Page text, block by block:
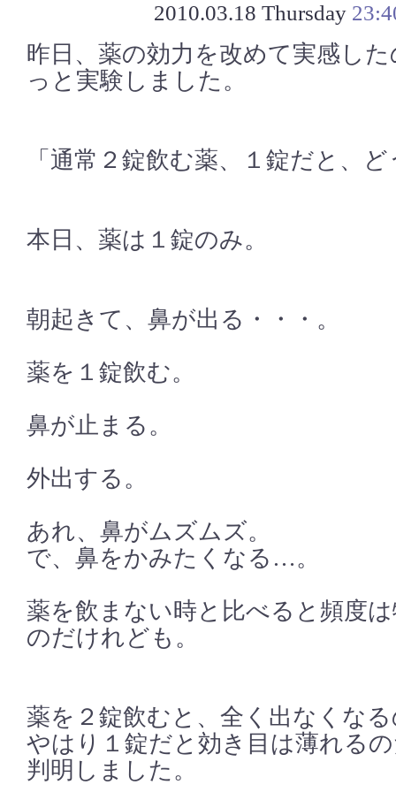
2010.03.18 Thursday
昨日、薬の効力を改めて実感し
っと実験しました。
「通常２錠飲む薬、１錠だと、
本日、薬は１錠のみ。
朝起きて、鼻が出る・・・。
薬を１錠飲む。
鼻が止まる。
外出する。
あれ、鼻がムズムズ。
で、鼻をかみたくなる…。
薬を飲まない時と比べると頻度
のだけれども。
薬を２錠飲むと、全く出なくな
やはり１錠だと効き目は薄れる
判明しました。